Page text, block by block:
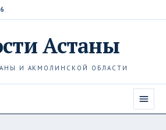
Астаны
И АКМОЛИНСКОЙ ОБЛАСТИ